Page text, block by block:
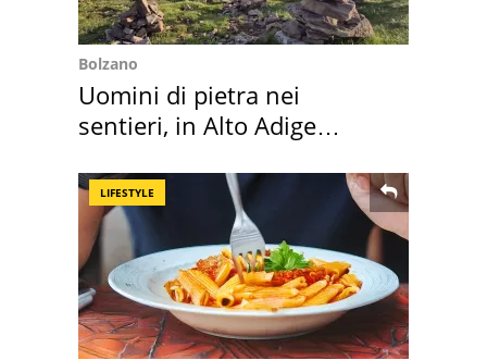
Bolzano
Uomini di pietra nei
sentieri, in Alto Adige
LIFESTYLE